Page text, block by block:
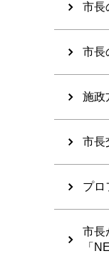
市長
市長
施政
市長
プロ
市長
「